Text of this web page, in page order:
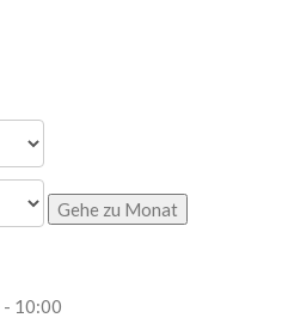
Gehe zu Monat
- 10:00